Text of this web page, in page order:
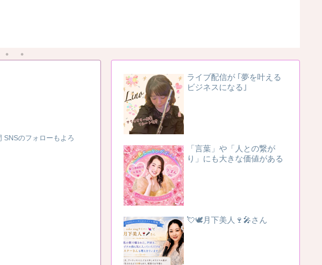
のフォローもよろ
ライブ配信が ｢夢を叶える
ビジネスになる｣
「言葉」や「人との繋が
り」にも大きな価値がある
💘🕊️月下美人🍷🎤さん